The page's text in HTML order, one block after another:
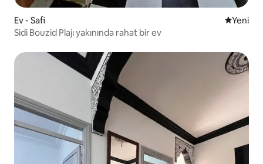
Ev - Safi Yeni
Yeni
Sidi Bouzid Plajı yakınında rahat bir ev